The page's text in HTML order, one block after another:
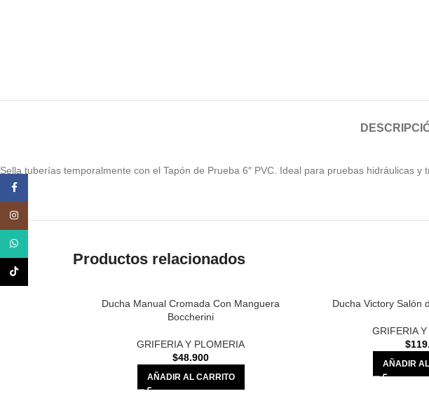
Sella tuberías temporalmente con el Tapón de Prueba 6″ PVC. Ideal para pruebas hidráulicas
Productos relacionados
Ducha Manual Cromada Con Manguera
Boccherini
GRIFERIA Y PLOMERIA
$48.900
AÑADIR AL CARRITO
Ducha Victory Salón
GRIFERIA
$
AÑADIR